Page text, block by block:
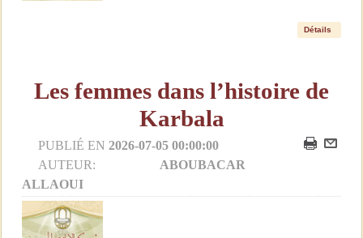
Détails
Les femmes dans l’histoire de
Karbala
PUBLIÉ EN 2026-07-05 00:00:00
AUTEUR:
ABOUBACAR
ALLAOUI